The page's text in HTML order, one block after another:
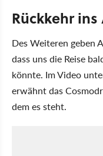
Rückkehr
Des Weiteren geben
dass uns die Reise
könnte. Im Video
erwähnt das
dem es steht.